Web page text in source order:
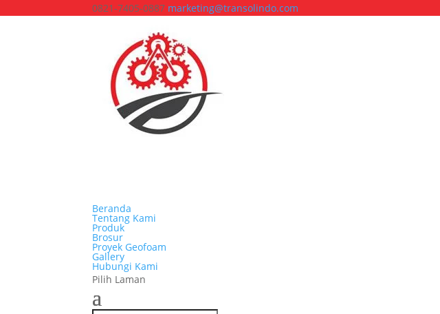
0821-7405-0887 marketing@transolindo.com
Beranda
Tentang Kami
Produk
Brosur
Proyek Geofoam
Gallery
Hubungi Kami
Pilih Laman